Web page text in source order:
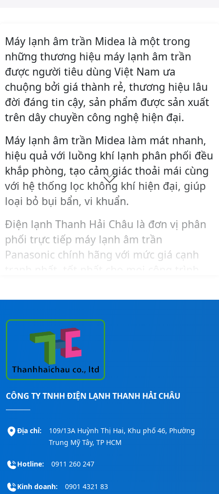
Máy lạnh âm trần Midea là một trong
những thương hiệu máy lạnh âm trần
được người tiêu dùng Việt Nam ưa
chuộng bởi giá thành rẻ, thương hiệu lâu
đời đáng tin cậy, sản phẩm được sản xuất
trên dây chuyền công nghệ hiện đại.
Máy lạnh âm trần Midea làm mát nhanh,
hiệu quả với luồng khí lạnh phân phối đều
khắp phòng, tạo cảm giác thoải mái cùng
với hệ thống lọc không khí hiện đại, giúp
loại bỏ bụi bẩn, vi khuẩn.
Điện lạnh Thanh Hải Châu là đơn vị phân
phối trực tiếp máy lạnh âm trần
Panasonic chính hãng với mức giá cạnh
với giá tốt nhất thì hãy liên hệ ngay
Thanh Hải Châu
được hỗ trợ nhanh nhất nhé!
CÔNG TY TNHH ĐIỆN LẠNH THANH HẢI CHÂU
Địa chỉ:
109/13A Huỳnh Thị Hai, Khu phố 46, Phường
Trung Mỹ Tây, TP HCM
Hotline: 0911 260 247
Kinh doanh: 0901 4321 83